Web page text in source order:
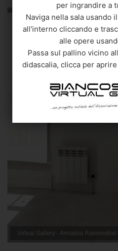
Virtual Gallery - Annalisa Ramondino
per ingrandire a
Naviga nella sala usando
all'interno cliccando e
alle opere
Passa sul pallino vicino
didascalia, clicca per